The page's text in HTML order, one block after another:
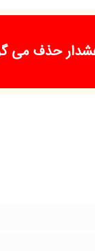
حذف می